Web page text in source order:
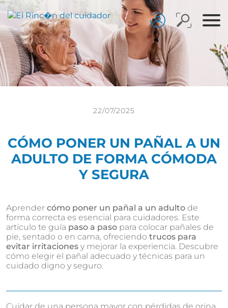
22/07/2025
CÓMO PONER UN PAÑAL A UN
ADULTO DE FORMA CÓMODA
Y SEGURA
Aprender cómo poner un pañal a un adulto de
forma correcta es esencial para cuidadores. Este
artículo te guía paso a paso para colocar pañales de
pie, sentado o en cama, ofreciendo trucos para
evitar irritaciones y mejorar la experiencia. Descubre
cómo elegir el pañal adecuado y técnicas para un
cuidado digno y seguro.